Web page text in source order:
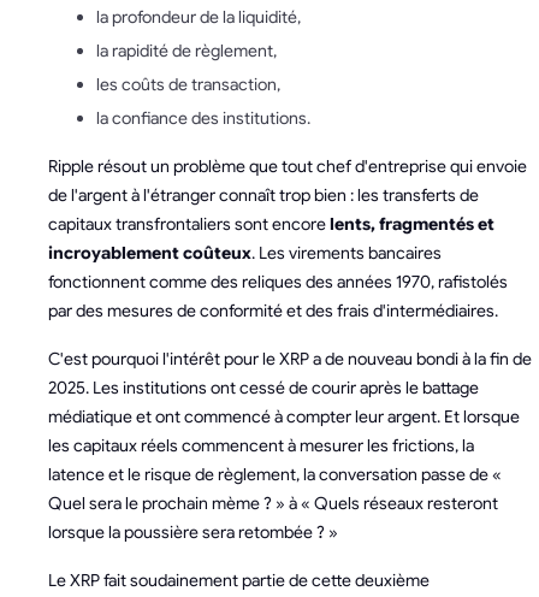
la profondeur de la liquidité,
la rapidité de règlement,
les coûts de transaction,
la confiance des institutions.
Ripple résout un problème que tout chef d'entreprise qui envoie
de l'argent à l'étranger connaît trop bien : les transferts de
capitaux transfrontaliers sont encorelents, fragmentés et
incroyablement coûteux. Les virements bancaires
fonctionnent comme des reliques des années 1970, rafistolés
par des mesures de conformité et des frais d'intermédiaires.
C'est pourquoi l'intérêt pour le XRP a de nouveau bondi à la fin de
2025. Les institutions ont cessé de courir après le battage
médiatique et ont commencé à compter leur argent. Et lorsque
les capitaux réels commencent à mesurer les frictions, la
latence et le risque de règlement, la conversation passe de «
Quel sera le prochain mème ? » à « Quels réseaux resteront
lorsque la poussière sera retombée ? »
Le XRP fait soudainement partie de cette deuxième